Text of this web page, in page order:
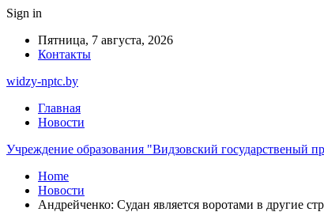
Sign in
Пятница, 7 августа, 2026
Контакты
widzy-nptc.by
Главная
Новости
Учреждение образования "Видзовский государственый
Home
Новости
Андрейченко: Судан является воротами в другие